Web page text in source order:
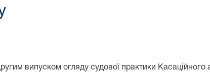
випуском огляду судової практики Касаційного